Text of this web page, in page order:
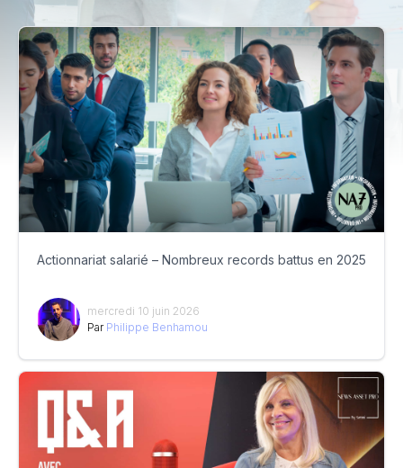
Actionnariat salarié – Nombreux records battus en 2025
mercredi 10 juin 2026
Par Philippe Benhamou